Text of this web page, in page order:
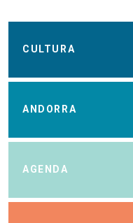
CULTURA
ANDORRA
AGENDA